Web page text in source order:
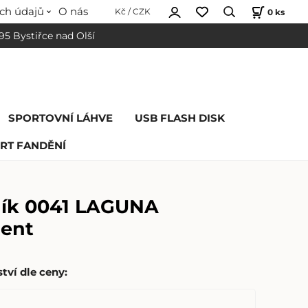
údajů O nás Kč / CZK 0 ks
Bystiřce nad Olší
SPORTOVNÍ LÁHVE USB FLASH DISK
FANDĚNÍ
0041 LAGUNA
dle ceny: